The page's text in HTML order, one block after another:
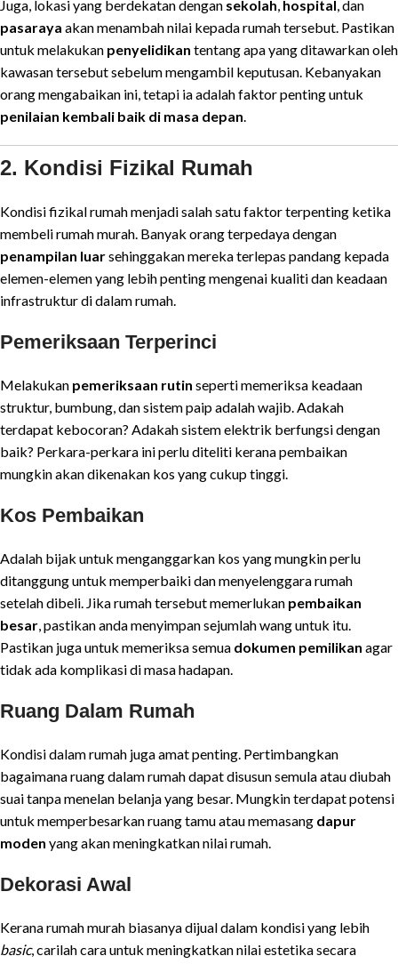
Juga, lokasi yang berdekatan dengan sekolah hospital , dan
pasaraya akan menambah nilai kepada rumah tersebut. Pastikan
untuk melakukan penyelidikan tentang apa yang ditawarkan oleh
kawasan tersebut sebelum mengambil keputusan. Kebanyakan
orang mengabaikan ini, tetapi ia adalah faktor penting untuk
penilaian kembali baik di masa depan
2. Kondisi Fizikal Rumah
Kondisi fizikal rumah menjadi salah satu faktor terpenting ketika
membeli rumah murah. Banyak orang terpedaya dengan
penampilan luarsehinggakan mereka terlepas pandang kepada
elemen-elemen yang lebih penting mengenai kualiti dan keadaan
infrastruktur di dalam rumah.
Pemeriksaan Terperinci
Melakukan pemeriksaan rutin seperti memeriksa keadaan
struktur, bumbung, dan sistem paip adalah wajib. Adakah
terdapat kebocoran? Adakah sistem elektrik berfungsi dengan
baik? Perkara-perkara ini perlu diteliti kerana pembaikan
mungkin akan dikenakan kos yang cukup tinggi.
Kos Pembaikan
Adalah bijak untuk menganggarkan kos yang mungkin perlu
ditanggung untuk memperbaiki dan menyelenggara rumah
setelah dibeli. Jika rumah tersebut memerlukan pembaikan
besar , pastikan anda menyimpan sejumlah wang untuk itu.
Pastikan juga untuk memeriksa semua dokumen pemilikan agar
tidak ada komplikasi di masa hadapan.
Ruang Dalam Rumah
Kondisi dalam rumah juga amat penting. Pertimbangkan
bagaimana ruang dalam rumah dapat disusun semula atau diubah
suai tanpa menelan belanja yang besar. Mungkin terdapat potensi
untuk memperbesarkan ruang tamu atau memasang dapur
moden yang akan meningkatkan nilai rumah.
Dekorasi Awal
Kerana rumah murah biasanya dijual dalam kondisi yang lebih
basic, carilah cara untuk meningkatkan nilai estetika secara